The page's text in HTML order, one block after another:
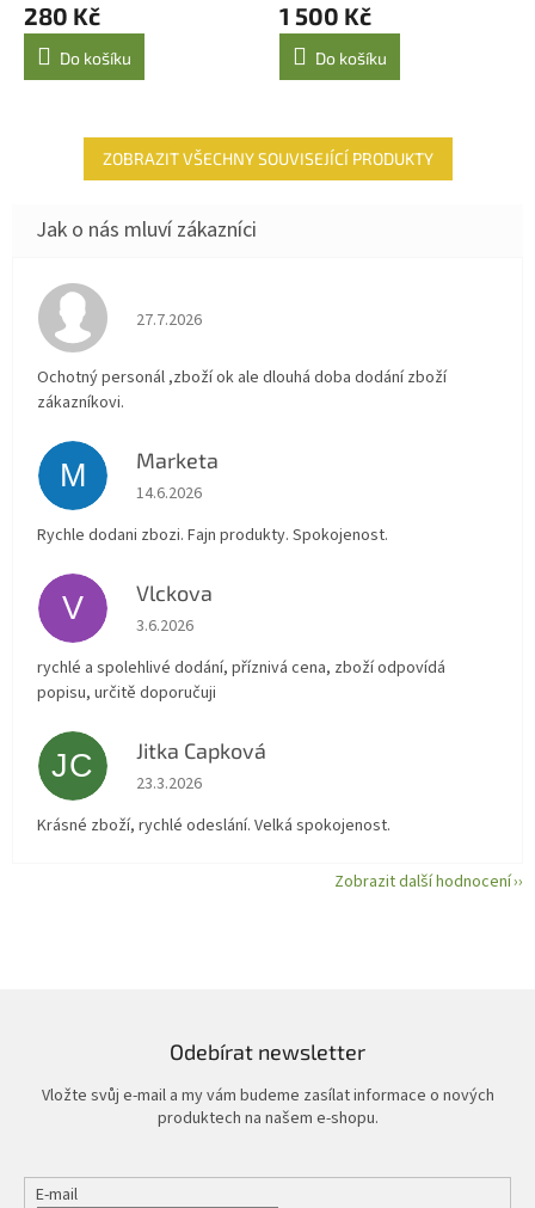
280 Kč
Do košíku
1 500 Kč
Do košíku
ZOBRAZIT VŠECHNY SOUVISEJÍCÍ PRODUKTY
Hodnocení obchodu je 4 z 5 hvězdiček.
27.7.2026
Ochotný personál ,zboží ok ale dlouhá doba dodání zboží
zákazníkovi.
M Marketa
Hodnocení obchodu je 5 z 5 hvězdiček.
14.6.2026
Rychle dodani zbozi. Fajn produkty. Spokojenost.
V Vlckova
Hodnocení obchodu je 5 z 5 hvězdiček.
3.6.2026
rychlé a spolehlivé dodání, příznivá cena, zboží odpovídá
popisu, určitě doporučuji
JC Jitka Capková
Hodnocení obchodu je 5 z 5 hvězdiček.
23.3.2026
Krásné zboží, rychlé odeslání. Velká spokojenost.
Zobrazit další hodnocení
Odebírat newsletter
Vložte svůj e-mail a my vám budeme zasílat informace o nových
produktech na našem e-shopu.
E-mail